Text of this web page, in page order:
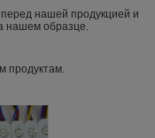
нашей продукцией и
нашем образце.
продуктам.